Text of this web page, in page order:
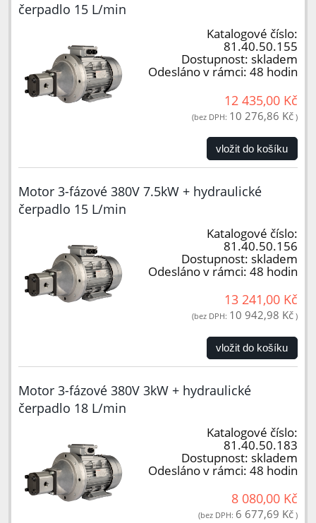
čerpadlo 15 L/min
Katalogové číslo:
81.40.50.155
Dostupnost: skladem
Odesláno v rámci: 48 hodin
12 435,00 Kč
(bez DPH: 10 276,86 Kč )
vložit do košíku
Motor 3-fázové 380V 7.5kW + hydraulické
čerpadlo 15 L/min
Katalogové číslo:
81.40.50.156
Dostupnost: skladem
Odesláno v rámci: 48 hodin
13 241,00 Kč
(bez DPH: 10 942,98 Kč )
vložit do košíku
Motor 3-fázové 380V 3kW + hydraulické
čerpadlo 18 L/min
Katalogové číslo:
81.40.50.183
Dostupnost: skladem
Odesláno v rámci: 48 hodin
8 080,00 Kč
(bez DPH: 6 677,69 Kč )